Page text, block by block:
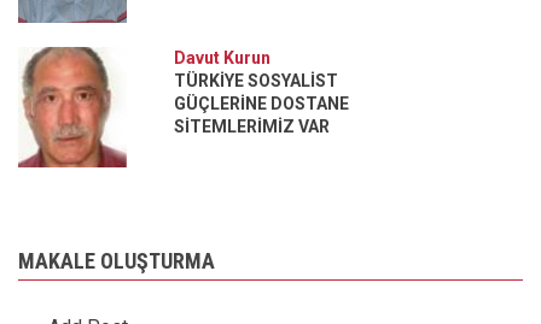
Davut Kurun
TÜRKİYE SOSYALİST
GÜÇLERİNE DOSTANE
SİTEMLERİMİZ VAR
MAKALE OLUŞTURMA